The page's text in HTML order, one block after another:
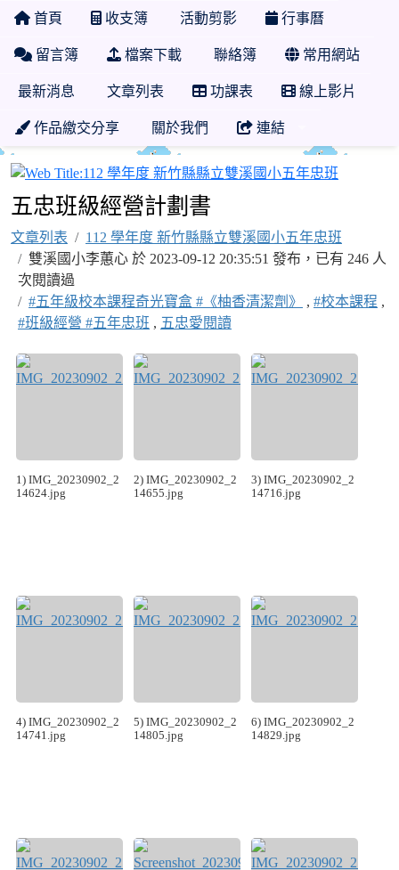
首頁 收支簿 活動剪影 行事曆
留言簿 檔案下載 聯絡簿 常用網站
最新消息 文章列表 功課表 線上影片
作品繳交分享 關於我們 連結
五忠班級經營計劃書
文章列表
112 學年度 新竹縣縣立雙溪國小五年忠班
雙溪國小李蕙心 於 2023-09-12 20:35:51 發布，已有 246 人
次閱讀過
#五年級校本課程奇光寶盒 #《柚香清潔劑》
, #校本課程 ,
#班級經營 #五年忠班 , 五忠愛閱讀
1) IMG_20230902_2
14624.jpg
2) IMG_20230902_2
14655.jpg
3) IMG_20230902_2
14716.jpg
4) IMG_20230902_2
14741.jpg
5) IMG_20230902_2
14805.jpg
6) IMG_20230902_2
14829.jpg